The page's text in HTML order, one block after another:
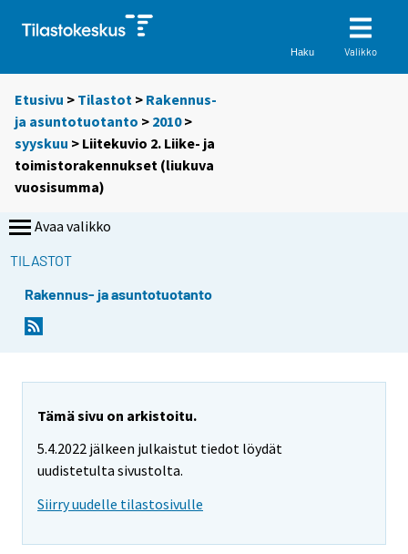
Haku Valikko
Etusivu > Tilastot > Rakennus-
ja asuntotuotanto > 2010>
syyskuu > Liitekuvio 2. Liike- ja
toimistorakennukset (liukuva
vuosisumma)
Avaa valikko
TILASTOT
Rakennus- ja asuntotuotanto
Tämä sivu on arkistoitu.
5.4.2022 jälkeen julkaistut tiedot löydät
uudistetulta sivustolta.
Siirry uudelle tilastosivulle